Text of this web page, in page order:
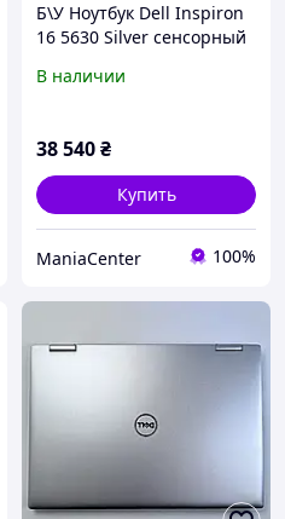
Б\У Ноутбук Dell Inspiron
16 5630 Silver сенсорный
В наличии
38 540₴
Купить
ManiaCenter 100%